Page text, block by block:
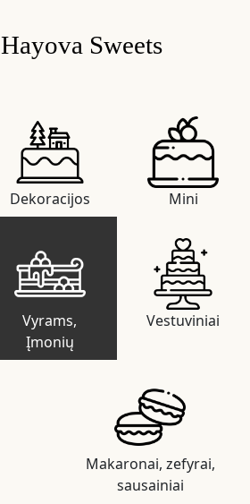
Hayova Sweets
Dekoracijos Mini
Vyrams,
Įmonių
Vestuviniai
Makaronai, zefyrai,
sausainiai